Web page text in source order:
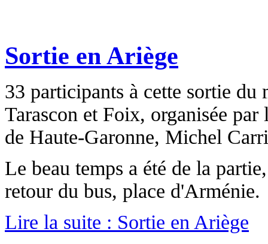
Sortie en Ariège
33 participants à cette sortie
Tarascon et Foix, organisée
de Haute-Garonne, Michel
Le beau temps a été de la
retour du bus, place d'Arménie.
Lire la suite : Sortie en Ariège